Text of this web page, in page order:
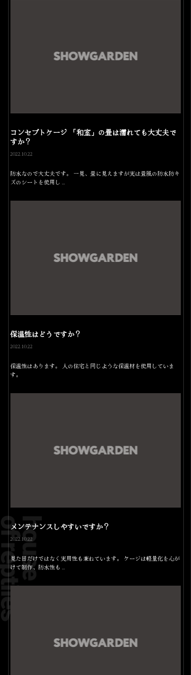
コンセプトケージ 「和室」の畳は濡れても大丈夫で
すか？
2022.10.22
防水なので大丈夫です。 一見、畳に見えますが実は畳風の防水防キ
ズのシートを使用し…
保温性はどうですか？
2022.10.22
保温性はあります。 人の住宅と同じような保温材を使用していま
す。
メンテナンスしやすいですか？
2022.10.22
見た目だけではなく実用性も兼ねています。 ケージは軽量化を心が
けて制作、防水性も…